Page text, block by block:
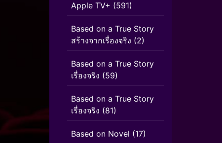
Apple TV+ (591)
Based on a True Story
สร้างจากเรื่องจริง (2)
Based on a True Story
เรื่องจริง (59)
Based on a True Story
เรื่องจริง (81)
Based on Novel (17)